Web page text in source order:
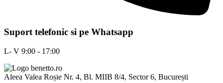
Suport telefonic si pe Whatsapp
L- V 9:00 - 17:00
Aleea Valea Roșie Nr. 4, Bl. MIIB 8/4, Sector 6, București